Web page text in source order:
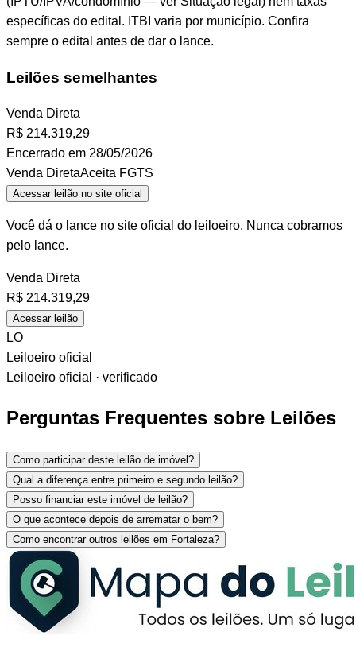
específicas do edital. ITBI varia por município. Confira
sempre o edital antes de dar o lance.
Leilões semelhantes
Venda Direta
R$ 214.319,29
Encerrado em 28/05/2026
Venda DiretaAceita FGTS
Acessar leilão no site oficial
Você dá o lance no site oficial do leiloeiro. Nunca cobramos
pelo lance.
Venda Direta
R$ 214.319,29
Acessar leilão
LO
Leiloeiro oficial
Leiloeiro oficial · verificado
Perguntas Frequentes sobre Leilões
Como participar deste leilão de imóvel?
Qual a diferença entre primeiro e segundo leilão?
Posso financiar este imóvel de leilão?
O que acontece depois de arrematar o bem?
Como encontrar outros leilões em Fortaleza?